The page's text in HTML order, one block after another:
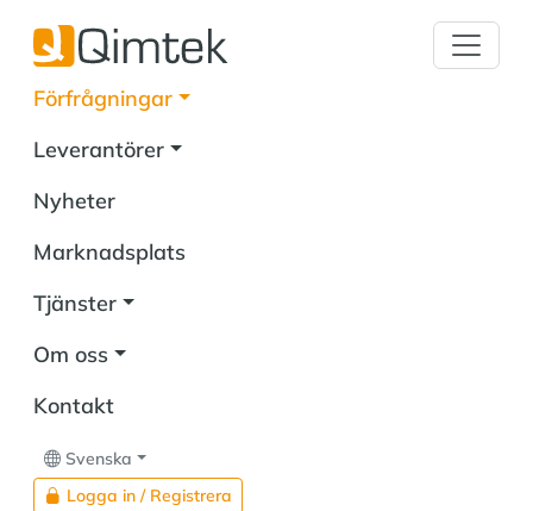
Förfrågningar
Leverantörer
Nyheter
Marknadsplats
Tjänster
Om oss
Kontakt
Svenska
Logga in / Registrera